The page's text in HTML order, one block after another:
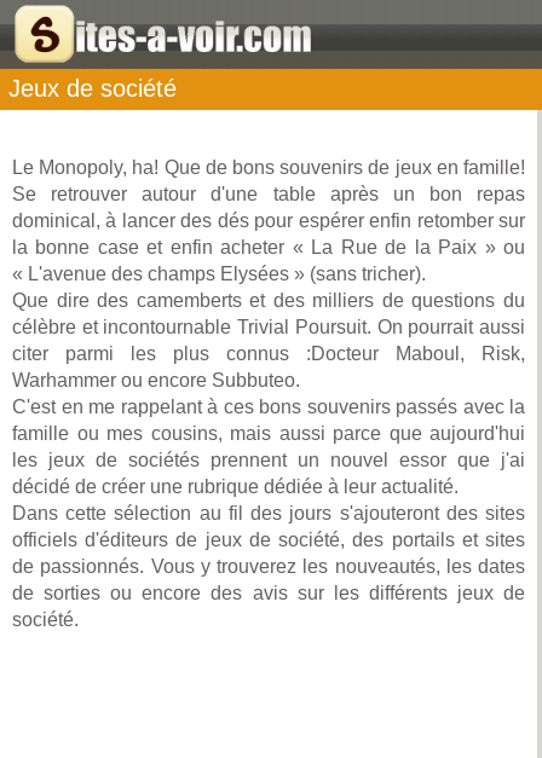
Jeux de société
Le Monopoly, ha! Que de bons souvenirs de jeux en famille!
Se retrouver autour d'une table après un bon repas
dominical, à lancer des dés pour espérer enfin retomber sur
la bonne case et enfin acheter « La Rue de la Paix » ou
« L'avenue des champs Elysées » (sans tricher).
Que dire des camemberts et des milliers de questions du
célèbre et incontournable Trivial Poursuit. On pourrait aussi
citer parmi les plus connus :Docteur Maboul, Risk,
Warhammer ou encore Subbuteo.
C'est en me rappelant à ces bons souvenirs passés avec la
famille ou mes cousins, mais aussi parce que aujourd'hui
les jeux de sociétés prennent un nouvel essor que j'ai
décidé de créer une rubrique dédiée à leur actualité.
Dans cette sélection au fil des jours s'ajouteront des sites
officiels d'éditeurs de jeux de société, des portails et sites
de passionnés. Vous y trouverez les nouveautés, les dates
de sorties ou encore des avis sur les différents jeux de
société.